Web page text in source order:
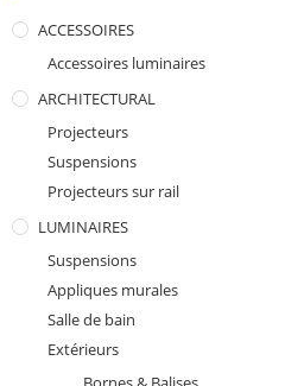
ACCESSOIRES
Accessoires luminaires
ARCHITECTURAL
Projecteurs
Suspensions
Projecteurs sur rail
LUMINAIRES
Suspensions
Appliques murales
Salle de bain
Extérieurs